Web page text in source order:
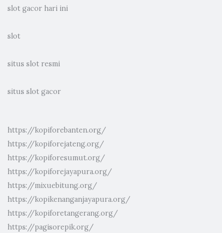
slot gacor hari ini
slot
situs slot resmi
situs slot gacor
https://kopiforebanten.org/
https://kopiforejateng.org/
https://kopiforesumut.org/
https://kopiforejayapura.org/
https://mixuebitung.org/
https://kopikenanganjayapura.org/
https://kopiforetangerang.org/
https://pagisorepik.org/